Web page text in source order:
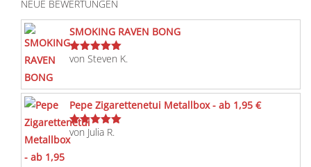
NEUE BEWERTUNGEN
SMOKING RAVEN BONG
Bewertet
von Steven K.
Pepe Zigarettenetui Metallbox - ab 1,95 €
Bewertet
mit
von Julia R.